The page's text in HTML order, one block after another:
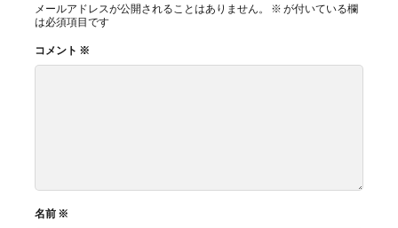
メールアドレスが公開されることはありません。 ※ が付いている欄
は必須項目です
コメント ※
名前 ※